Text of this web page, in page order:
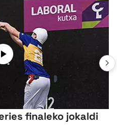
finaleko jokaldi